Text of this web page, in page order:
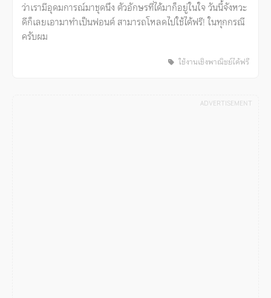
ว่าเรามีอุดมการณ์มาชุดนึง ตัวอักษรที่ได้มาก็อยู่ในใจ วันนี้จังหวะ
ดีก็เลยเอามาทำเป็นฟอนต์ สามารถโหลดไปใช้ได้ฟรี! ในทุกกรณี
ครับผม
ใช้งานเชิงพาณิชย์ได้ฟรี